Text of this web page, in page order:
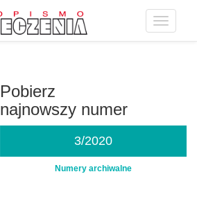
Toggle
Pobierz
najnowszy numer
3/2020
Numery archiwalne